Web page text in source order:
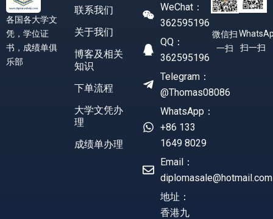
各国各大学文
凭，学位证
书，成绩单俱
乐部
联系我们
关于我们
博客及相关
知识
下单流程
大学文凭办
理
成绩单办理
WeChat：
362595196
QQ：
362595196
Telegram：
@Thomas08086
WhatsApp：
+86 133
1649 8029
Email：
diplomasale@hotmail.com
地址：
香港九
微信扫
一扫
扫一扫